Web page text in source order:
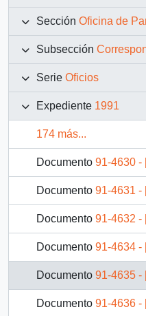
Sección Oficina de
Subsección
Serie Oficios
Expediente 1991
174 más...
Documento 91-4630 - [Remite
Documento 91-4631 -
Documento 91-4632 -
Documento 91-4634 -
Documento 91-4635 -
Documento 91-4636 -